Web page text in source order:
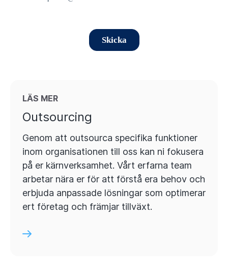
LÄS MER
Outsourcing
Genom att outsourca specifika funktioner
inom organisationen till oss kan ni fokusera
på er kärnverksamhet. Vårt erfarna team
arbetar nära er för att förstå era behov och
erbjuda anpassade lösningar som optimerar
ert företag och främjar tillväxt.